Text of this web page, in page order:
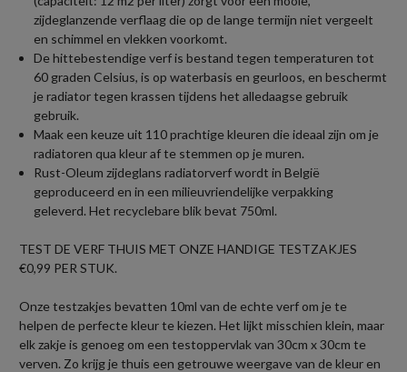
zijdeglanzende verflaag die op de lange termijn niet vergeelt
en schimmel en vlekken voorkomt.
De hittebestendige verf is bestand tegen temperaturen tot
60 graden Celsius, is op waterbasis en geurloos, en beschermt
je radiator tegen krassen tijdens het alledaagse gebruik
gebruik.
Maak een keuze uit 110 prachtige kleuren die ideaal zijn om je
radiatoren qua kleur af te stemmen op je muren.
Rust-Oleum zijdeglans radiatorverf wordt in België
geproduceerd en in een milieuvriendelijke verpakking
geleverd. Het recyclebare blik bevat 750ml.
TEST DE VERF THUIS MET ONZE HANDIGE TESTZAKJES
€0,99 PER STUK.
Onze testzakjes bevatten 10ml van de echte verf om je te
helpen de perfecte kleur te kiezen. Het lijkt misschien klein, maar
elk zakje is genoeg om een testoppervlak van 30cm x 30cm te
verven. Zo krijg je thuis een getrouwe weergave van de kleur en